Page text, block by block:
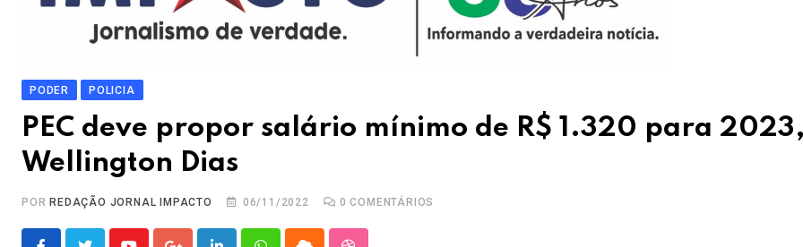
PODER POLICIA
PEC deve propor salário mínimo de R$ 1.320 para
Wellington Dias
POR REDAÇÃO JORNAL IMPACTO 06/11/2022 0 COMENTÁRIOS